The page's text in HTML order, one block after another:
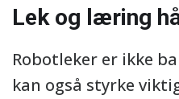
Lek og læring
Robotleker er ikke
kan også styrke